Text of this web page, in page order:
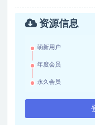
资源信息
萌新用户
年度会员
永久会员